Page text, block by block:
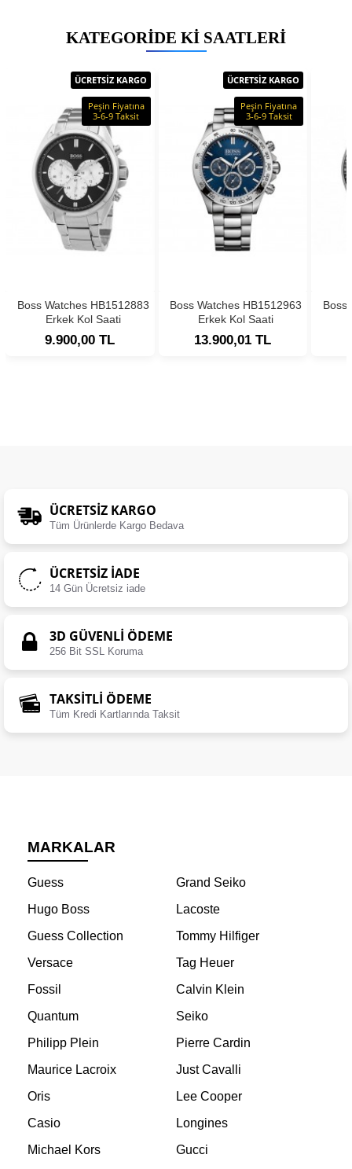
KATEGORIDE KI SAATLERI
ÜCRETSİZ KARGO
Peşin Fiyatına
3-6-9 Taksit
Boss Watches HB1512883
Erkek Kol Saati
9.900,00 TL
ÜCRETSİZ KARGO
Peşin Fiyatına
3-6-9 Taksit
Boss Watches HB1512963
Erkek Kol Saati
13.900,01 TL
Boss
ÜCRETSIZ KARGO
Tüm Ürünlerde Kargo Bedava
ÜCRETSIZ İADE
14 Gün Ücretsiz iade
3D GÜVENLİ ÖDEME
256 Bit SSL Koruma
TAKSİTLİ ÖDEME
Tüm Kredi Kartlarında Taksit
MARKALAR
Guess
Grand Seiko
Hugo Boss
Lacoste
Guess Collection
Tommy Hilfiger
Versace
Tag Heuer
Fossil
Calvin Klein
Quantum
Seiko
Philipp Plein
Pierre Cardin
Maurice Lacroix
Just Cavalli
Oris
Lee Cooper
Casio
Longines
Michael Kors
Gucci